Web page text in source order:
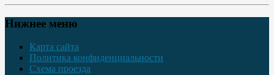
Нижнее меню
Карта сайта
Политика конфиденциальности
Схема проезда